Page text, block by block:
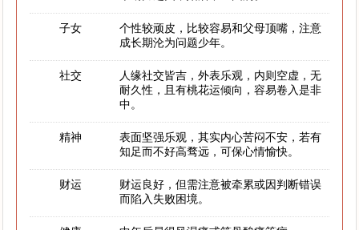
子女
个性较顽皮，比较容易和父母顶嘴，注意
成长期沦为问题少年。
社交
人缘社交皆吉，外表乐观，内则空虚，无
耐久性，且有桃花运倾向，容易卷入是非
中。
精神
表面坚强乐观，其实内心苦闷不安，若有
知足而不好高骛远，可保心情愉快。
财运
财运良好，但需注意被牵累或因判断错误
而陷入失败困境。